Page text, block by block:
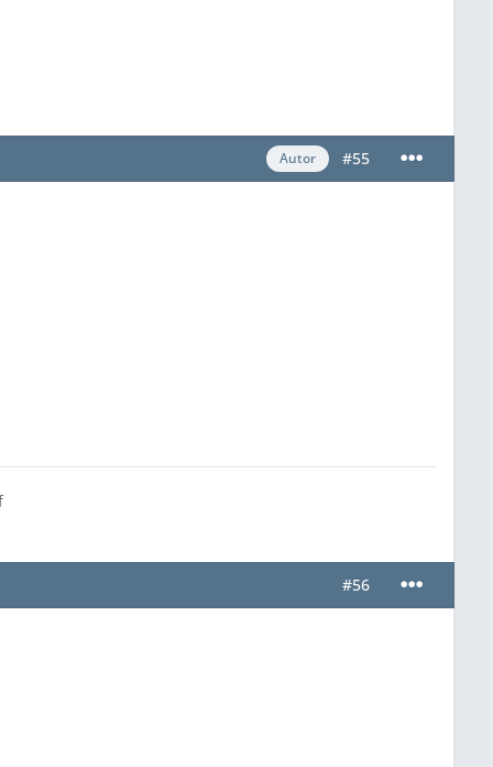
Autor #55
#56